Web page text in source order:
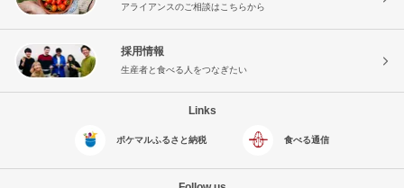
アライアンスのご相談はこちらから
採用情報
生産者と食べる人をつなぎたい
Links
ポケマルふるさと納税 食べる通信